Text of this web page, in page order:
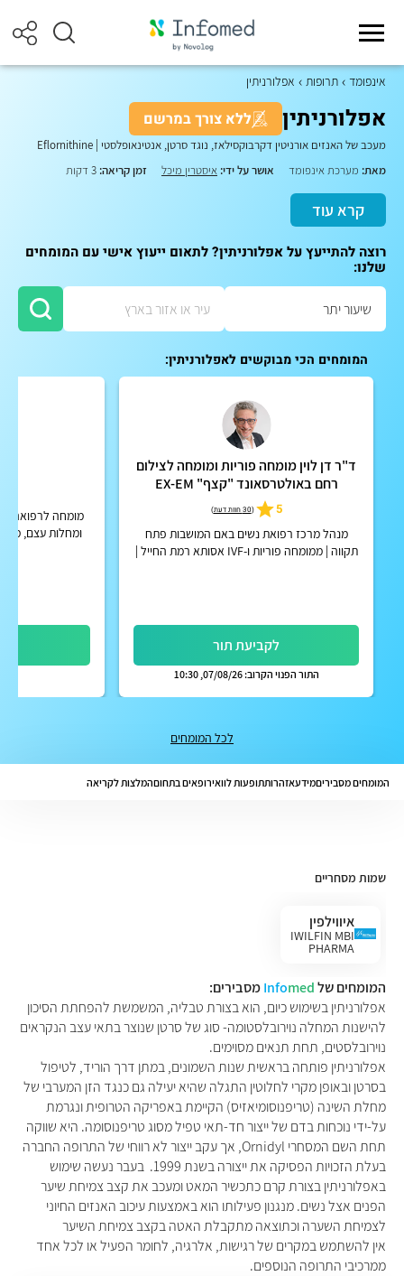
אינפומד תרופות אפלורניתין
אפלורניתין ללא צורך במרשם
מעכב של האנזים אורניטין דקרבוקסילאז, נוגד סרטן, אנטינאופלסטי Eflornithine
מאת: מערכת אינפומד אושר על ידי: איסטרין מיכל זמן קריאה:
קרא עוד
רוצה להתייעץ על אפלורניתין? לתאום ייעוץ אישי עם המומחים
שלנו:
המומחים הכי מבוקשים לאפלורניתין:
ד"ר דן לוין מומחה פוריות ומומחה לצילום
רחם באולטרסאונד "קצף" EX-EM
5
(30 חוות דעת )
מנהל מרכז רפואת נשים באם המושבות פתח
תקווה | ממומחה פוריות ו-IVF אסותא רמת החייל |
לקביעת תור
התור הפנוי הקרוב: 07/08/26, 10:30
מומחה לרפואה
ומחלות עצם,
לכל המומחים
המומחים מסביריםמידעאזהרותתופעות לוואירופאים בתחוםהמלצות לקריאה
שמות מסחריים
איווילפין
IWILFIN MBI
PHARMA
המומחים של Infomed
מסבירים:
אפלורניתין בשימוש כיום, הוא בצורת טבליה, המשמשת להפחתת הסיכון
להישנות המחלה נוירובלסטומה- סוג של סרטן שנוצר בתאי עצב הנקראים
נוירובלסטים, תחת תנאים מסוימים.
אפלורניתין פותחה בראשית שנות השמונים, במתן דרך הוריד, לטיפול
בסרטן ובאופן מקרי לחלוטין התגלה שהיא יעילה גם כנגד הזן המערבי של
מחלת השינה (טריפנוסומיאזיס) הקיימת באפריקה הטרופית ונגרמת
על-ידי נוכחות בדם של ייצור חד-תאי טפיל מסוג טריפנוסומה. היא שווקה
תחת השם המסחרי
אך עקב ייצור לא רווחי של התרופה החברה
בעלת הזכויות הפסיקה את ייצורה בשנת 1999. בעבר נעשה שימוש
באפלורניתין בצורת קרם כתכשיר המאט ומעכב את קצב צמיחת שיער
הפנים אצל נשים. מנגנון פעילותו הוא באמצעות עיכוב האנזים החיוני
לצמיחת השערה וכתוצאה מתקבלת האטה בקצב צמיחת השיער
אין להשתמש במקרים של רגישות, אלרגיה, לחומר הפעיל או לכל אחד
ממרכיבי התרופה הנוספים.